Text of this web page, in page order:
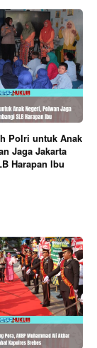
Polri untuk Anak
Jaga Jakarta
Harapan Ibu